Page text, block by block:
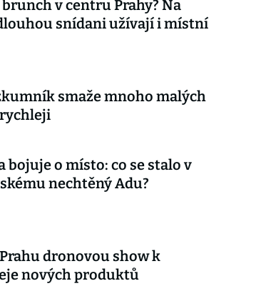
v centru Prahy? Na
snídani užívají i místní
smaže mnoho malých
bojuje o místo: co se stalo v
nechtěný Adu?
dronovou show k
nových produktů